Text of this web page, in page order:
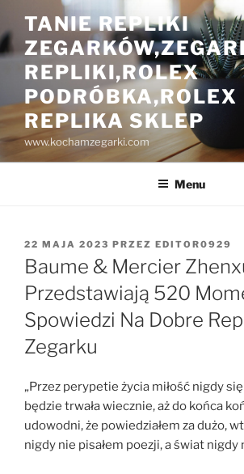
do
treści
TANIE REPLIKI
REPLIKI,ROLEX
PODRÓBKA,ROLEX
REPLIKA SKLEP
www.kochamzegarki.com
Menu
OPUBLIKOWANE
W
22 MAJA 2023 PRZEZ EDITOR0929
Baume & Mercier
Przedstawiają 520
Spowiedzi Na Dobre
Zegarku
„Przez perypetie życia miłość nigdy
będzie trwała wiecznie, aż do końca
udowodni, że powiedziałem za dużo,
nigdy nie pisałem poezji, a świat nigdy